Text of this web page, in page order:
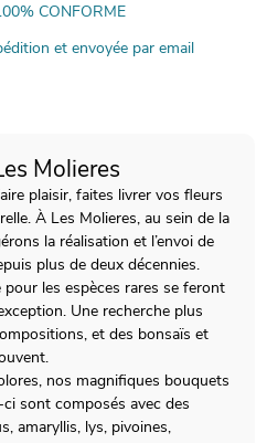
CONFORME
et envoyée par email
Molieres
plaisir, faites livrer vos fleurs
À Les Molieres, au sein de la
la réalisation et l’envoi de
plus de deux décennies.
les espèces rares se feront
Une recherche plus
et des bonsaïs et
nos magnifiques bouquets
sont composés avec des
amaryllis, lys, pivoines,